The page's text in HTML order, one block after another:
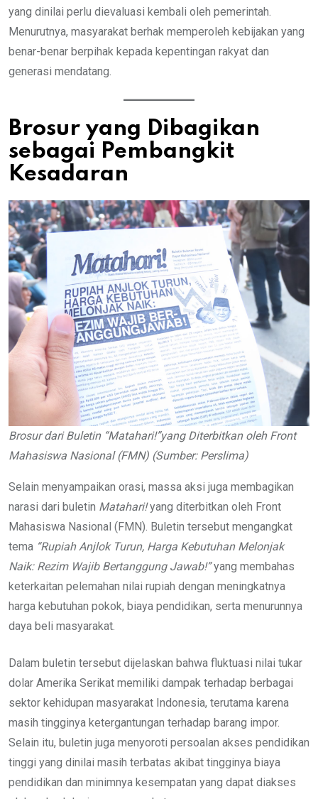
yang dinilai perlu dievaluasi kembali oleh pemerintah.
Menurutnya, masyarakat berhak memperoleh kebijakan yang
benar-benar berpihak kepada kepentingan rakyat dan
generasi mendatang.
Brosur yang Dibagikan
sebagai Pembangkit
Kesadaran
Brosur dari Buletin “Matahari!”yang Diterbitkan oleh Front
Mahasiswa Nasional (FMN) (Sumber: Perslima)
Selain menyampaikan orasi, massa aksi juga membagikan
narasi dari buletin Matahari!yang diterbitkan oleh Front
Mahasiswa Nasional (FMN). Buletin tersebut mengangkat
tema “Rupiah Anjlok Turun, Harga Kebutuhan Melonjak
Naik: Rezim Wajib Bertanggung Jawab!”yang membahas
keterkaitan pelemahan nilai rupiah dengan meningkatnya
harga kebutuhan pokok, biaya pendidikan, serta menurunnya
daya beli masyarakat.
Dalam buletin tersebut dijelaskan bahwa fluktuasi nilai tukar
dolar Amerika Serikat memiliki dampak terhadap berbagai
sektor kehidupan masyarakat Indonesia, terutama karena
masih tingginya ketergantungan terhadap barang impor.
Selain itu, buletin juga menyoroti persoalan akses pendidikan
tinggi yang dinilai masih terbatas akibat tingginya biaya
pendidikan dan minimnya kesempatan yang dapat diakses